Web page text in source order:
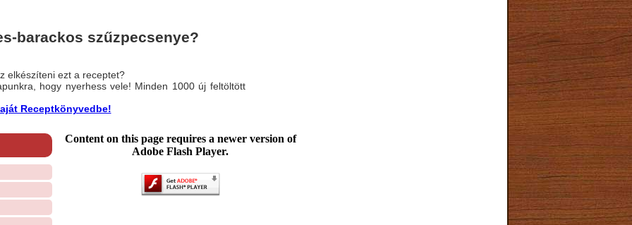
barackos szűzpecsenye?
elkészíteni ezt a receptet?
hogy nyerhess vele! Minden 1000 új feltöltött
Receptkönyvedbe!
Content on this page requires a newer version of
Adobe Flash Player.